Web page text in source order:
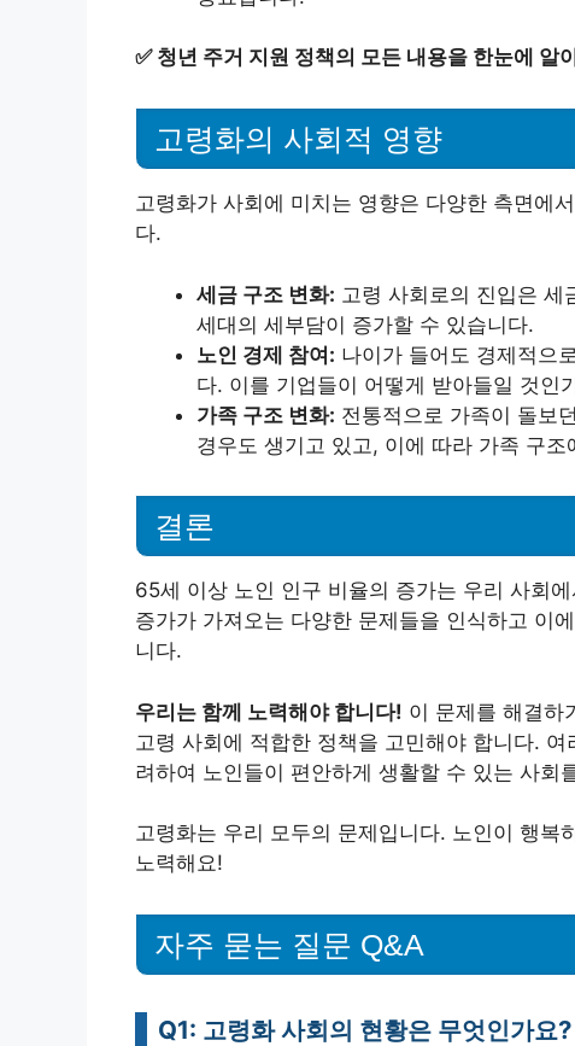
✅ 청년 주거 지원 정책의 모든 내용을 한눈에 알
고령화의 사회적 영향
고령화가 사회에 미치는 영향은 다양한 측면에
다.
세금 구조 변화: 고령 사회로의 진입은 세
세대의 세부담이 증가할 수 있습니다.
노인 경제 참여: 나이가 들어도 경제적으
다. 이를 기업들이 어떻게 받아들일 것인
가족 구조 변화: 전통적으로 가족이 돌보
경우도 생기고 있고, 이에 따라 가족 구
결론
65세 이상 노인 인구 비율의 증가는 우리 사회
증가가 가져오는 다양한 문제들을 인식하고 이
니다.
우리는 함께 노력해야 합니다! 이 문제를 해결하
고령 사회에 적합한 정책을 고민해야 합니다.
려하여 노인들이 편안하게 생활할 수 있는 사회
고령화는 우리 모두의 문제입니다. 노인이 행복
노력해요!
자주 묻는 질문 Q&A
Q1: 고령화 사회의 현황은 무엇인가요?